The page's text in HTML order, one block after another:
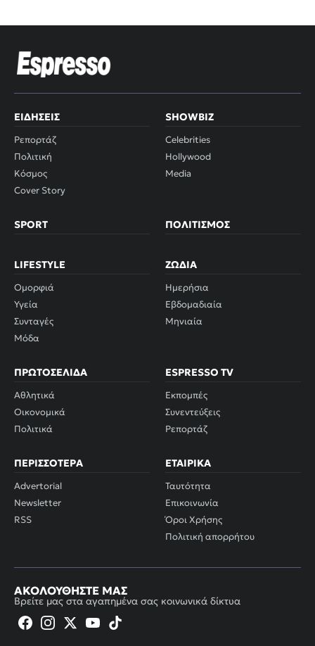
ΕΙΔΉΣΕΙΣ
Ρεπορτάζ
Πολιτική
Κόσμος
Cover Story
SHOWBIZ
Celebrities
Hollywood
Media
SPORT ΠΟΛΙΤΙΣΜΌΣ
LIFESTYLE
Ομορφιά
Υγεία
Συνταγές
Μόδα
ΖΏΔΙΑ
Ημερήσια
Εβδομαδιαία
Μηνιαία
ΠΡΩΤΟΣΈΛΙΔΑ
Αθλητικά
Οικονομικά
Πολιτικά
ESPRESSO TV
Εκπομπές
Συνεντεύξεις
Ρεπορτάζ
ΠΕΡΙΣΣΌΤΕΡΑ
Advertorial
Newsletter
RSS
ΕΤΑΙΡΙΚΆ
Ταυτότητα
Επικοινωνία
Όροι Χρήσης
Πολιτική απορρήτου
ΑΚΟΛΟΥΘΉΣΤΕ ΜΑΣ
Βρείτε μας στα αγαπημένα σας κοινωνικά δίκτυα